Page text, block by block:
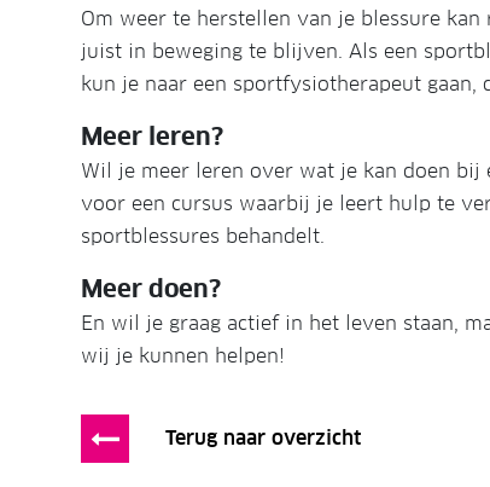
Om weer te herstellen van je blessure
juist in beweging te blijven. Als een
kun je naar een sportfysiotherapeut gaan,
Meer leren?
Wil je meer leren over wat je kan doen bij
voor een cursus waarbij je leert hulp te
sportblessures behandelt.
Meer doen?
En wil je graag actief in het leven staan,
wij je kunnen helpen!
Terug naar overzicht